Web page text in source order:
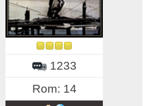
1233
Rom: 14